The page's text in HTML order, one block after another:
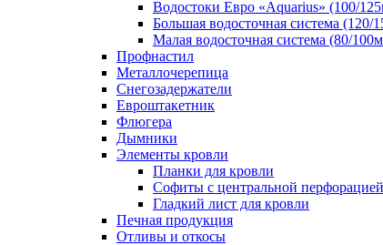
Водостоки Евро «Aquarius» (100/
Большая водосточная система
Малая водосточная система (80/
Профнастил
Металлочерепица
Снегозадержатели
Евроштакетник
Флюгера
Дымники
Элементы кровли
Планки для кровли
Софиты с центральной перфорацией
Гладкий лист для кровли
Печная продукция
Отливы и откосы